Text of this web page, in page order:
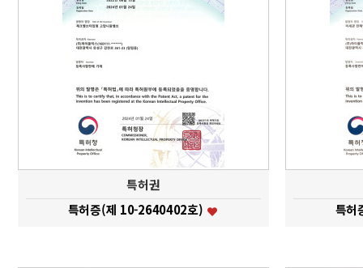
특허권
특허증(제 10-2640402호)
특